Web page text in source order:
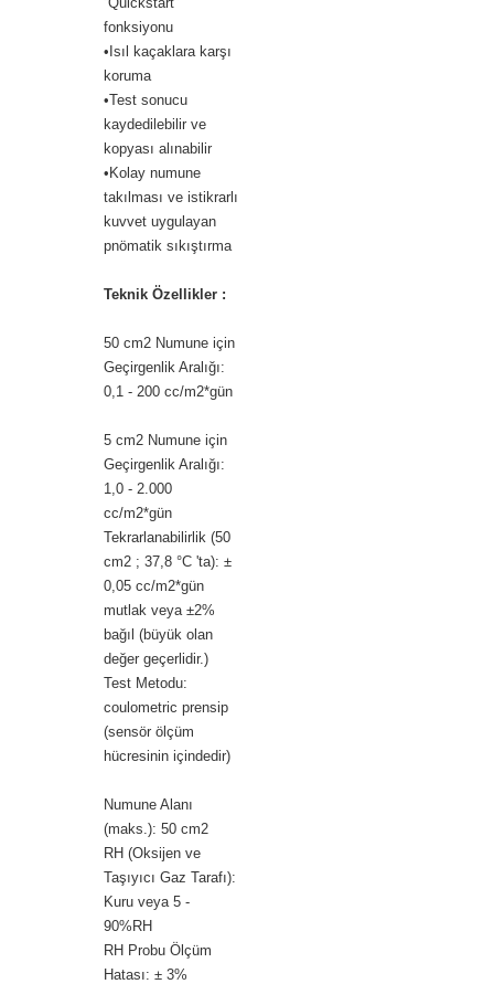
fonksiyonu
•Isıl kaçaklara karşı
koruma
•Test sonucu
kaydedilebilir ve
kopyası alınabilir
•Kolay numune
takılması ve istikrarlı
kuvvet uygulayan
pnömatik sıkıştırma
Teknik Özellikler :
50 cm2 Numune için
Geçirgenlik Aralığı:
0,1 - 200 cc/m2*gün
5 cm2 Numune için
Geçirgenlik Aralığı:
1,0 - 2.000
cc/m2*gün
Tekrarlanabilirlik (50
cm2 ; 37,8 °C 'ta): ±
0,05 cc/m2*gün
mutlak veya ±2%
bağıl (büyük olan
değer geçerlidir.)
Test Metodu:
coulometric prensip
(sensör ölçüm
hücresinin içindedir)
Numune Alanı
(maks.): 50 cm2
RH (Oksijen ve
Taşıyıcı Gaz Tarafı):
Kuru veya 5 -
90%RH
RH Probu Ölçüm
Hatası: ± 3%